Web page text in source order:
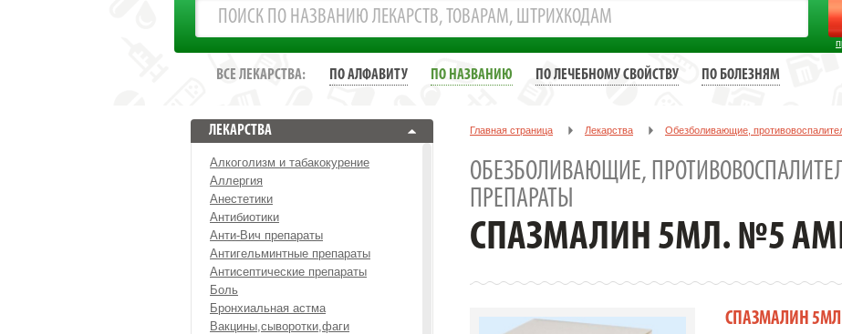
ВСЕ ЛЕКАРСТВА: ПО АЛФАВИТУ ПО НАЗВАНИЮ ПО ЛЕЧЕБНОМУ СВОЙСТВУ ПО БОЛЕЗНЯМ
ЛЕКАРСТВА
Алкоголизм и табакокурение
Аллергия
Анестетики
Антибиотики
Анти-Вич препараты
Антигельминтные препараты
Антисептические препараты
Боль
Бронхиальная астма
Вакцины,сыворотки,фаги
Главная страница Лекарства Обезболивающие,
ОБЕЗБОЛИВАЮЩИЕ,
ПРЕПАРАТЫ
СПАЗМАЛИН 5МЛ. №5
СПАЗМАЛИН